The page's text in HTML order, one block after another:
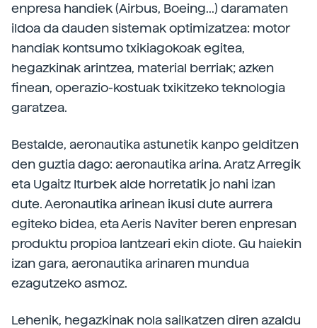
enpresa handiek (Airbus, Boeing...) daramaten
ildoa da dauden sistemak optimizatzea: motor
handiak kontsumo txikiagokoak egitea,
hegazkinak arintzea, material berriak; azken
finean, operazio-kostuak txikitzeko teknologia
garatzea.
Bestalde, aeronautika astunetik kanpo gelditzen
den guztia dago: aeronautika arina. Aratz Arregik
eta Ugaitz Iturbek alde horretatik jo nahi izan
dute. Aeronautika arinean ikusi dute aurrera
egiteko bidea, eta Aeris Naviter beren enpresan
produktu propioa lantzeari ekin diote. Gu haiekin
izan gara, aeronautika arinaren mundua
ezagutzeko asmoz.
Lehenik, hegazkinak nola sailkatzen diren azaldu